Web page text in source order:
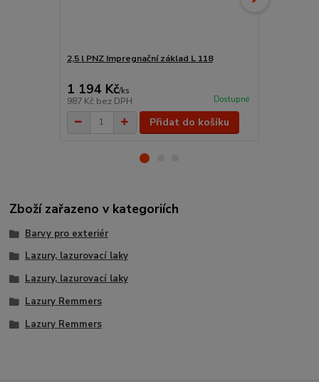
2,5 l PNZ Impregnační základ L 118
1 194 Kč/ks
987 Kč bez DPH Dostupné
Přidat do košíku
Zboží zařazeno v kategoriích
Barvy pro exteriér
Lazury, lazurovací laky
Lazury, lazurovací laky
Lazury Remmers
Lazury Remmers